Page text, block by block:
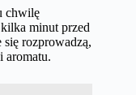
chwilę
minut przed
się rozprowadzą,
aromatu.